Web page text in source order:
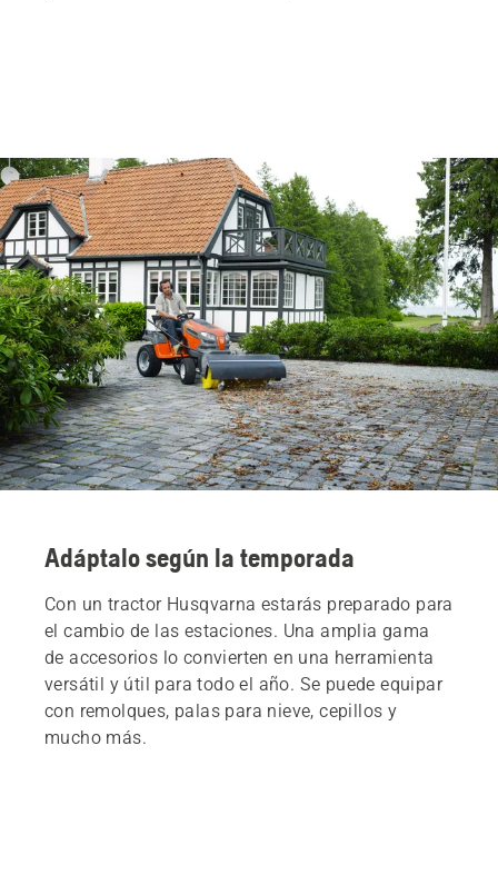
Adáptalo según la temporada
Con un tractor Husqvarna estarás preparado para
el cambio de las estaciones. Una amplia gama
de accesorios lo convierten en una herramienta
versátil y útil para todo el año. Se puede equipar
con remolques, palas para nieve, cepillos y
mucho más.